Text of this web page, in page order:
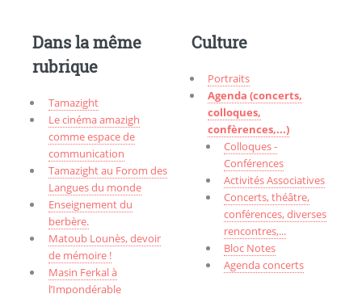
Dans la même
rubrique
Tamazight
Le cinéma amazigh
comme espace de
communication
Tamazight au Forom des
Langues du monde
Enseignement du
berbère.
Matoub Lounès, devoir
de mémoire !
Masin Ferkal à
l’Impondérable
Culture
Portraits
Agenda (concerts,
colloques,
confèrences,...)
Colloques -
Conférences
Activités Associatives
Concerts, théâtre,
conférences, diverses
rencontres,...
Bloc Notes
Agenda concerts